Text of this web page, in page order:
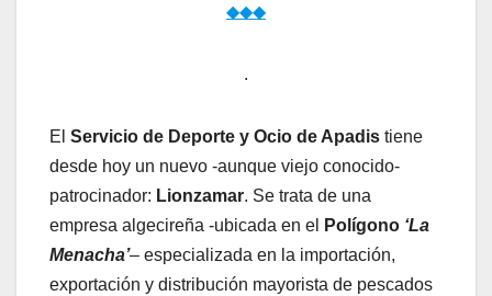
◆◆◆
.
El Servicio de Deporte y Ocio de Apadis tiene
desde hoy un nuevo -aunque viejo conocido-
patrocinador: Lionzamar. Se trata de una
empresa algecireña -ubicada en el
Polígono ‘La
Menacha’– especializada en la importación,
exportación y distribución mayorista de pescados